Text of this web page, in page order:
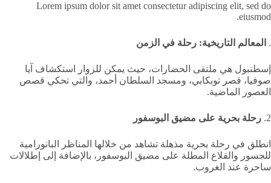
Lorem ipsum dolor sit amet consectetur adipiscing elit, sed do
eiusmod.
. المعالم التاريخية: رحلة في الزمن
إسطنبول هي ملتقى الحضارات، حيث يمكن للزوار استكشاف آيا
صوفيا، قصر توبكابي، ومسجد السلطان أحمد، والتي تحكي قصص
العصور الماضية.
2. رحلة بحرية على مضيق البوسفور
انطلق في رحلة بحرية مذهلة تشاهد من خلالها المناظر البانورامية
للجسور والقلاع المطلة على مضيق البوسفور، بالإضافة إلى إطلالات
ساحرة عند الغروب.